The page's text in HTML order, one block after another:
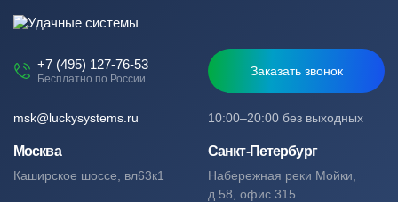
+7 (495) 127-76-53
Бесплатно по России
Заказать звонок
10:00–20:00 без выходных
msk@luckysystems.ru
Москва
Каширское шоссе, вл63к1
Санкт-Петербург
Набережная реки Мойки,
д.58, офис 315